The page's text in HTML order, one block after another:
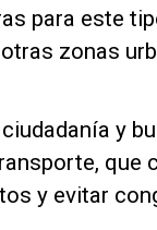
para este
zonas
y
que
y evitar